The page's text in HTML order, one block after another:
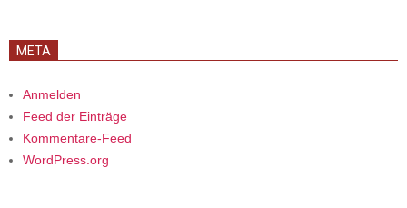
META
Anmelden
Feed der Einträge
Kommentare-Feed
WordPress.org